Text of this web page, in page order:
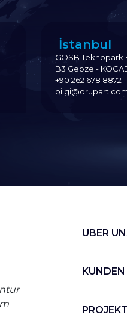
İstanbul
GOSB Teknopark
B3 Gebze -
+90 262 678 8872
UBER
KUNDEN
PROJEKT